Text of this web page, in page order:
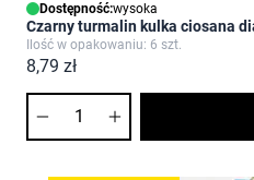
Dostępność:wysoka
Czarny turmalin kulka ciosana
Ilość w opakowaniu: 6 szt.
8,79 zł